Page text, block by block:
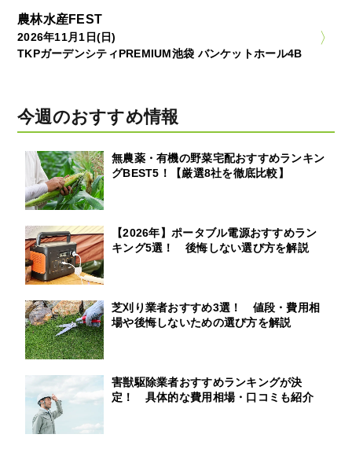
農林水産FEST
2026年11月1日(日)
TKPガーデンシティPREMIUM池袋 バンケットホール4B
今週のおすすめ情報
無農薬・有機の野菜宅配おすすめランキン
グBEST5！【厳選8社を徹底比較】
【2026年】ポータブル電源おすすめラン
キング5選！ 後悔しない選び方を解説
芝刈り業者おすすめ3選！ 値段・費用相
場や後悔しないための選び方を解説
害獣駆除業者おすすめランキングが決
定！ 具体的な費用相場・口コミも紹介